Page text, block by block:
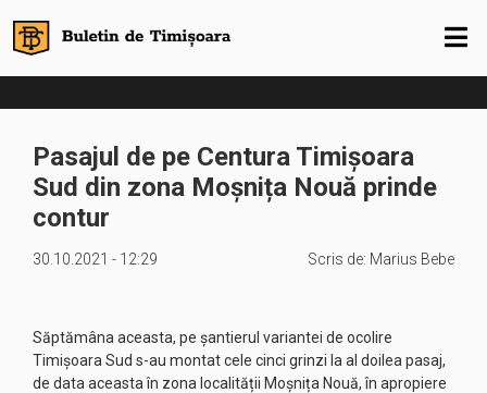
Pasajul de pe Centura Timișoara
Sud din zona Moșnița Nouă prinde
contur
30.10.2021 - 12:29 Scris de: Marius Bebe
Săptămâna aceasta, pe șantierul variantei de ocolire
Timișoara Sud s-au montat cele cinci grinzi la al doilea pasaj,
de data aceasta în zona localității Moșnița Nouă, în apropiere